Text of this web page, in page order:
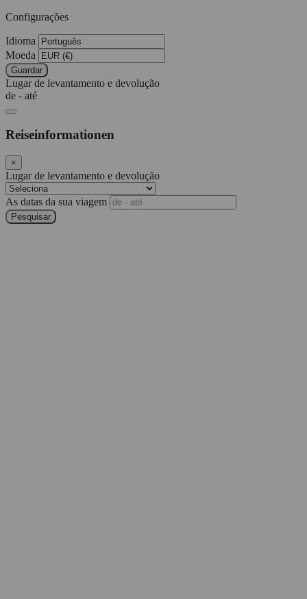
Configurações
Idioma
Moeda
Guardar
Lugar de levantamento e devolução
de - até
Reiseinformationen
×
Lugar de levantamento e devolução
As datas da sua viagem
Pesquisar